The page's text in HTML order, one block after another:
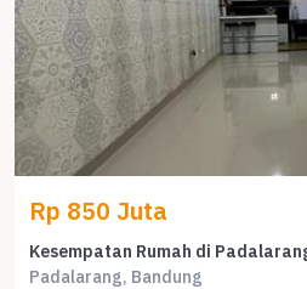
Rp 850 Juta
Padalarang, Bandung